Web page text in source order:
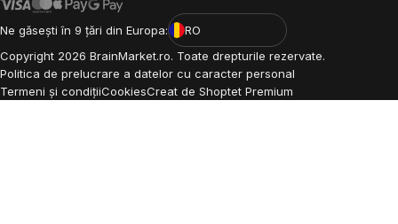
Ne găsești în 9 țări din Europa:
RO
Copyright 2026 BrainMarket.ro. Toate drepturile rezervate.
Politica de prelucrare a datelor cu caracter personal
Termeni și condițiiCookiesCreat de Shoptet Premium